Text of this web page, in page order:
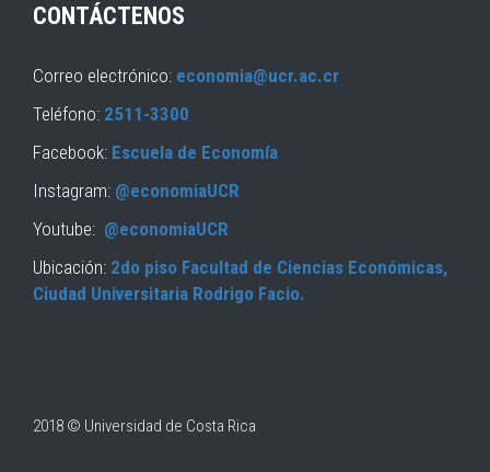
CONTÁCTENOS
Correo electrónico: economia@ucr.ac.cr
Teléfono: 2511-3300
Facebook: Escuela de Economía
Instagram: @economiaUCR
Youtube: @economiaUCR
Ubicación: 2do piso Facultad de Ciencias Económicas,
Ciudad Universitaria Rodrigo Facio.
2018 © Universidad de Costa Rica